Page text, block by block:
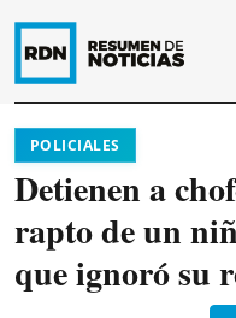
POLICIALES
Detienen a
rapto de un
que ignoró su